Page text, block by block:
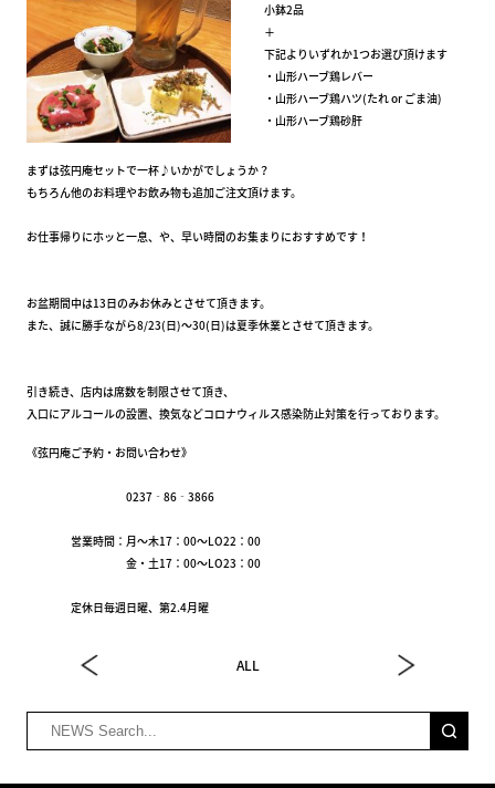
小鉢2品
＋
下記よりいずれか1つお選び頂けます
・山形ハーブ鶏レバー
・山形ハーブ鶏ハツ(たれ or ごま油)
・山形ハーブ鶏砂肝
まずは弦円庵セットで一杯♪いかがでしょうか？
もちろん他のお料理やお飲み物も追加ご注文頂けます。
お仕事帰りにホッと一息、や、早い時間のお集まりにおすすめです！
お盆期間中は13日のみお休みとさせて頂きます。
また、誠に勝手ながら8/23(日)～30(日)は夏季休業とさせて頂きます。
引き続き、店内は席数を制限させて頂き、
入口にアルコールの設置、換気などコロナウィルス感染防止対策を行っております。
《弦円庵ご予約・お問い合わせ》
0237‐86‐3866
営業時間：月～木17：00～LO22：00
金・土17：00～LO23：00
定休日毎週日曜、第2.4月曜
ALL